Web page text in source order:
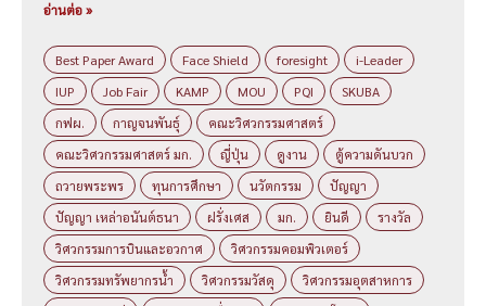
อ่านต่อ »
Best Paper Award Face Shield foresight
i-Leader
IUP
Job Fair KAMP MOU PQI
SKUBA
กฟผ.
กาญจนพันธุ์
คณะวิศวกรรมศาสตร์
คณะวิศวกรรมศาสตร์ มก.
ญี่ปุ่น ดูงาน
ตู้ความดันบวก
ถวายพระพร
ทุนการศึกษา นวัตกรรม
ปัญญา
ปัญญา เหล่าอนันต์ธนา
ฝรั่งเศส มก. ยินดี
รางวัล
วิศวกรรมการบินและอวกาศ
วิศวกรรมคอมพิวเตอร์
วิศวกรรมทรัพยากรน้ำ
วิศวกรรมวัสดุ
วิศวกรรมอุตสาหการ